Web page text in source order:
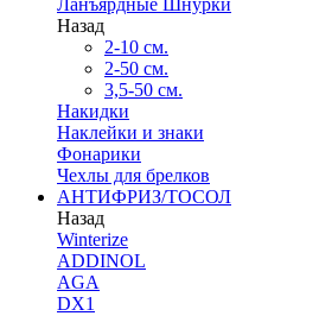
Ланъярдные Шнурки
Назад
2-10 см.
2-50 см.
3,5-50 см.
Накидки
Наклейки и знаки
Фонарики
Чехлы для брелков
АНТИФРИЗ/ТОСОЛ
Назад
Winterize
ADDINOL
AGA
DX1